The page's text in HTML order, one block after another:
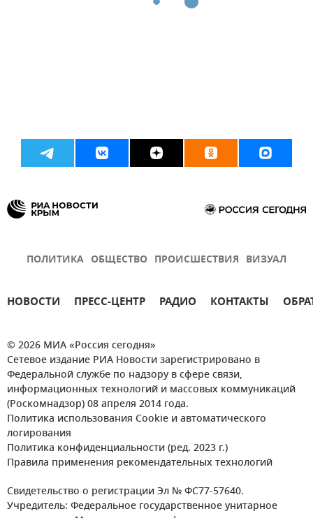
ПОЛИТИКА ОБЩЕСТВО ПРОИСШЕСТВИЯ ВИЗУАЛ
НОВОСТИ ПРЕСС-ЦЕНТР РАДИО КОНТАКТЫ
© 2026 МИА «Россия сегодня»
Сетевое издание РИА Новости зарегистрировано в
Федеральной службе по надзору в сфере связи,
информационных технологий и массовых коммуникаций
(Роскомнадзор) 08 апреля 2014 года.
Политика использования Cookie и автоматического
логирования
Политика конфиденциальности (ред. 2023 г.)
Правила применения рекомендательных технологий
Свидетельство о регистрации Эл № ФС77-57640.
Учредитель: Федеральное государственное унитарное